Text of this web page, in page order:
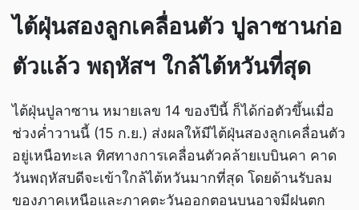
ไต้ฝุ่นสองลูกเคลื่อนตัว ปูลาซานก่อ
ตัวแล้ว พฤหัสฯ ใกล้ไต้หวันที่สุด
ไต้ฝุ่นปูลาซาน หมายเลข 14 ของปีนี้ ก็ได้ก่อตัวขึ้นเมื่อ
ช่วงค่ำวานนี้ (15 ก.ย.) ส่งผลให้มีไต้ฝุ่นสองลูกเคลื่อนตัว
อยู่เหนือทะเล ทิศทางการเคลื่อนตัวคล้ายเบบินคา คาด
วันพฤหัสบดีจะเข้าใกล้ไต้หวันมากที่สุด โดยด้านรับลม
ของภาคเหนือและภาคตะวันออกตอนบนอาจมีฝนตก